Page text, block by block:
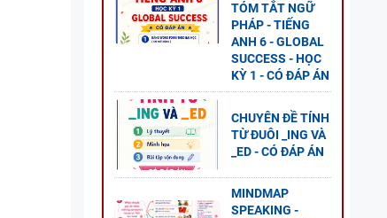
TÓM TẮT NGỮ
PHÁP - TIẾNG
ANH 6 - GLOBAL
SUCCESS - HỌC
KỲ 1 - CÓ ĐÁP ÁN
CHUYÊN ĐỀ TÍNH
TỪ ĐUÔI _ING VÀ
_ED - CÓ ĐÁP ÁN
MINDMAP
SPEAKING -